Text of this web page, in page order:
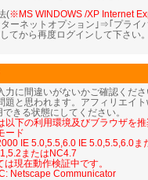
(※MS WINDOWS /XP Internet
ーネットオプション｣⇒｢プライ
てから再度ログインして下さい
力に間違いがないかご確認くだ
題と思われます。アフィリエイ
きる状態にしてください。
下の利用環境及びブラウザを
ード
IE 5.0,5.5,6.0 IE 5.0,5.5,6.0ま
またはNC4.7
現在動作検証中です。
Netscape Communicator